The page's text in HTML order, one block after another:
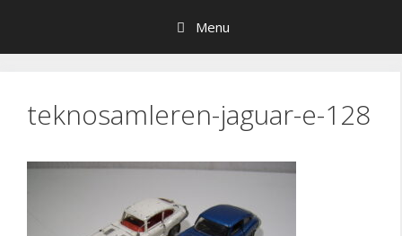
indhold
Menu
teknosamleren-jaguar-e-128